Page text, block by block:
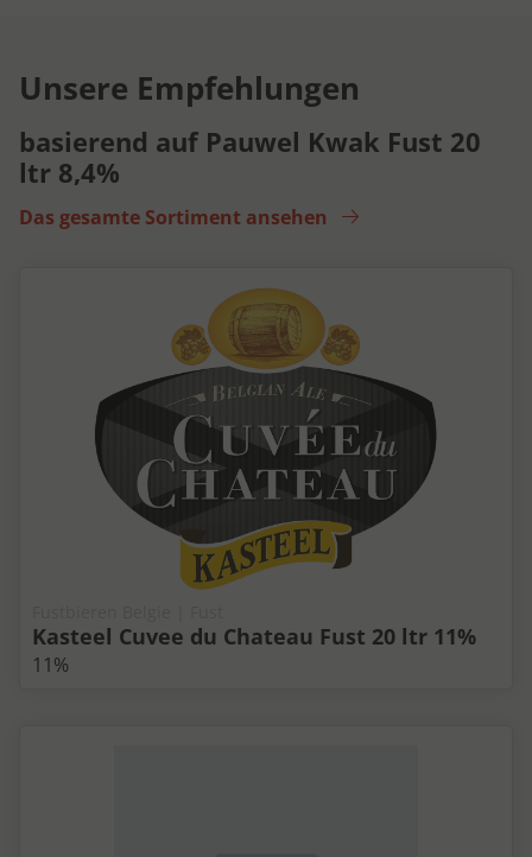
Unsere Empfehlungen
basierend auf Pauwel Kwak Fust 20
ltr 8,4%
Das gesamte Sortiment ansehen
Kasteel Cuvee du Chateau Fust 20 ltr 11%
11%